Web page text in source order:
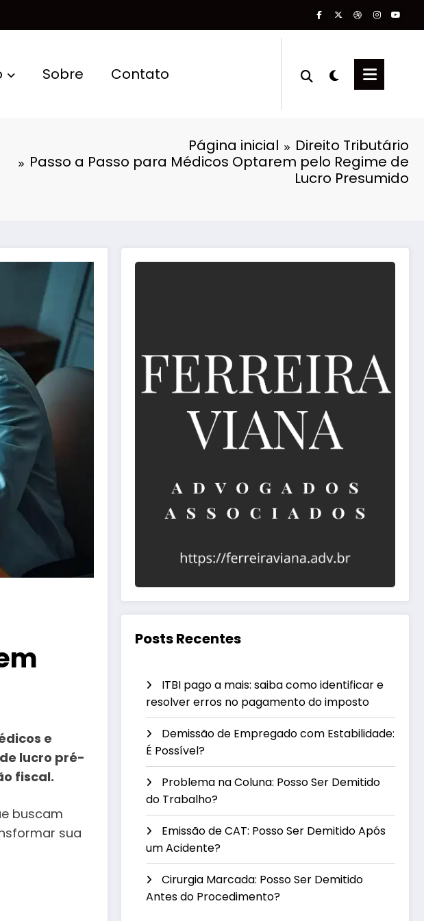
Sobre Contato
Página inicial
Direito Tributário
Passo a Passo para Médicos Optarem pelo Regime de
Lucro Presumido
e
lucro pré-
fiscal.
buscam
sua
Posts Recentes
ITBI pago a mais: saiba como identificar e
resolver erros no pagamento do imposto
Demissão de Empregado com Estabilidade:
É Possível?
Problema na Coluna: Posso Ser Demitido
do Trabalho?
Emissão de CAT: Posso Ser Demitido Após
um Acidente?
Cirurgia Marcada: Posso Ser Demitido
Antes do Procedimento?